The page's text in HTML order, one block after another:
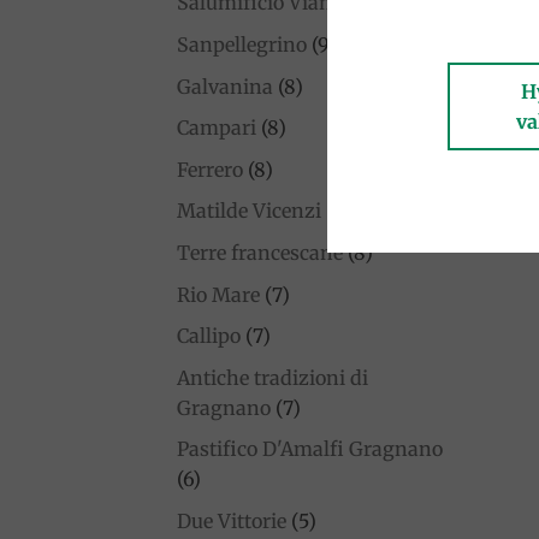
Sanpellegrino (9)
Galvanina (8)
Campari (8)
Ferrero (8)
Matilde Vicenzi
Terre francescane(8)
Rio Mare (7)
Callipo (7)
Antiche tradizioni di
Gragnano (7)
Pastifico D'Amalfi Gragnano
(6)
Due Vittorie (5)